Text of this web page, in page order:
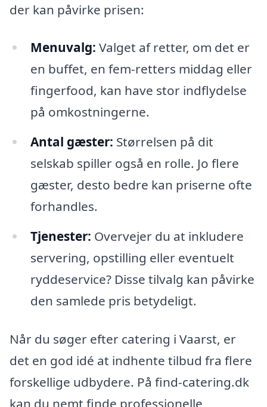
der kan påvirke prisen:
Menuvalg: Valget af retter, om det er
en buffet, en fem-retters middag eller
fingerfood, kan have stor indflydelse
på omkostningerne.
Antal gæster: Størrelsen på dit
selskab spiller også en rolle. Jo flere
gæster, desto bedre kan priserne ofte
forhandles.
Tjenester: Overvejer du at inkludere
servering, opstilling eller eventuelt
ryddeservice? Disse tilvalg kan påvirke
den samlede pris betydeligt.
Når du søger efter catering i Vaarst, er
det en god idé at indhente tilbud fra flere
forskellige udbydere. På find-catering.dk
kan du nemt finde professionelle